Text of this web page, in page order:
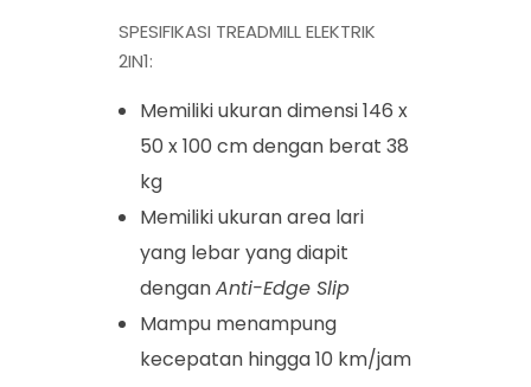
SPESIFIKASI TREADMILL ELEKTRIK
2IN1:
Memiliki ukuran dimensi 146 x
50 x 100 cm dengan berat 38
kg
Memiliki ukuran area lari
yang lebar yang diapit
denganAnti-Edge Slip
Mampu menampung
kecepatan hingga 10 km/jam